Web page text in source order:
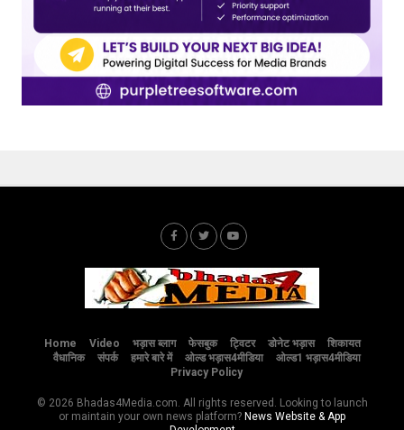
Home Video भड़ास ब्लाग फेसबुक ट्विटर डोनेट भड़ास
शिकायत
वैधानिक
संपर्क हमारे बारे में ओल्ड भड़ास4मीडिया
ओल्ड1 भड़ास4मीडिया
Privacy Policy
© 2026 Bhadas4Media.com. All rights reserved. Looking to launch
or maintain your own news platform? News Website & App